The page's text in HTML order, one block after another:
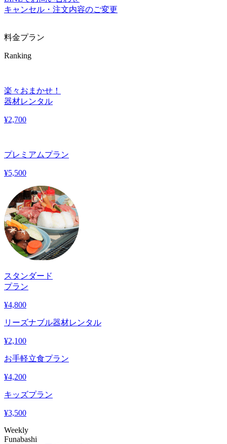
キャンセル・注文内容のご変更
料金プラン
Ranking
楽々おまかせ！
器材レンタル
¥2,700
プレミアムプラン
¥5,500
スタンダード
プラン
¥4,800
リーズナブル器材レンタル
¥2,100
お手軽立食プラン
¥4,200
キッズプラン
¥3,500
Weekly
Funabashi